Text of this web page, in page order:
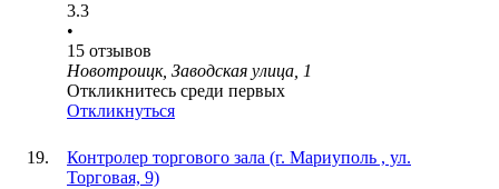
3.3
•
15 отзывов
Новотроицк, Заводская улица, 1
Откликнитесь среди первых
Откликнуться
Контролер торгового зала (г. Мариуполь , ул.
Торговая, 9)